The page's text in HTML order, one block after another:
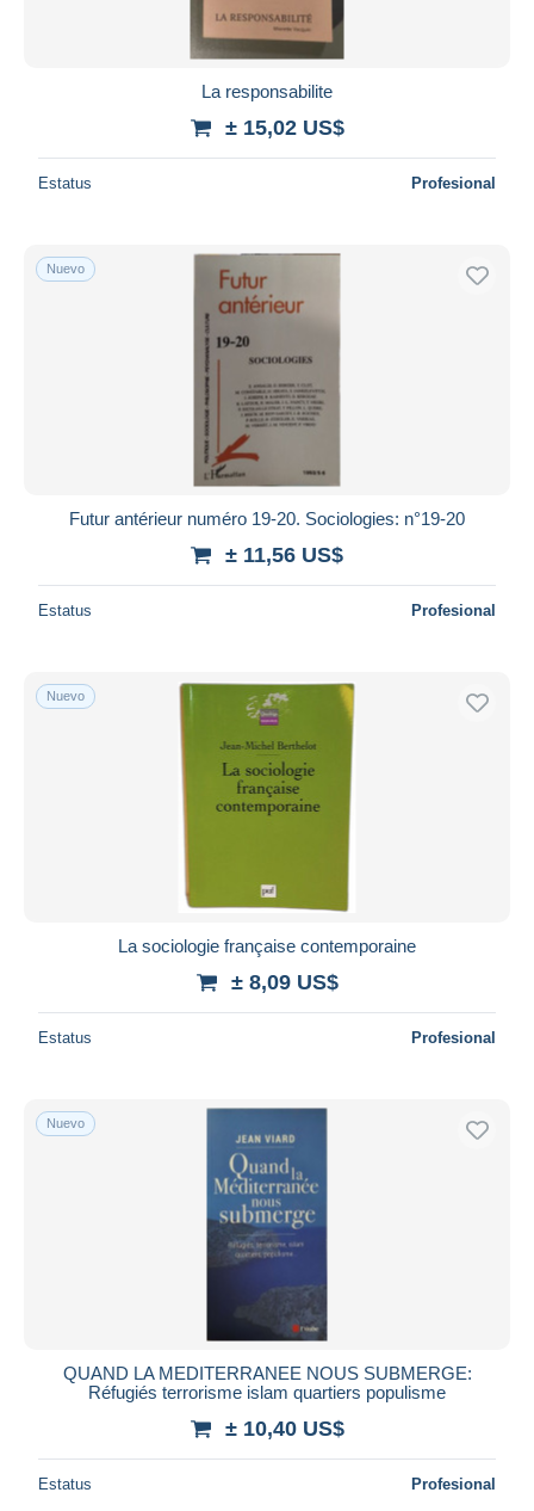
La responsabilite
± 15,02 US$
Estatus Profesional
Nuevo
Futur antérieur numéro 19-20. Sociologies: n°19-20
± 11,56 US$
Estatus Profesional
Nuevo
La sociologie française contemporaine
± 8,09 US$
Estatus Profesional
Nuevo
QUAND LA MEDITERRANEE NOUS SUBMERGE:
Réfugiés terrorisme islam quartiers populisme
± 10,40 US$
Estatus Profesional